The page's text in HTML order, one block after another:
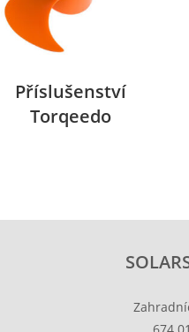
Příslušenství
Torqeedo